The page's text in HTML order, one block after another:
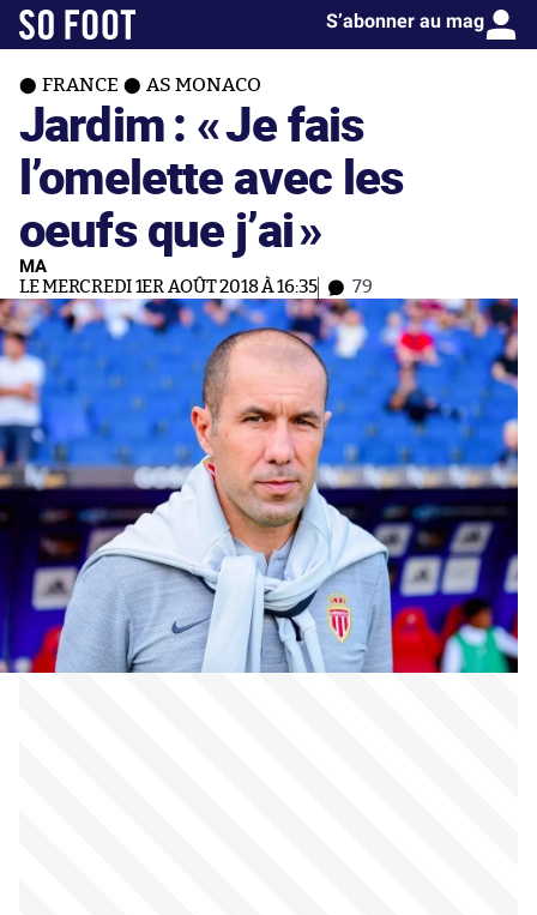
S’abonner au mag
FRANCE AS MONACO
Jardim : «Je fais
l’omelette avec les
oeufs que j’ai»
MA
LE MERCREDI 1ER AOÛT 2018 À 16:35 79